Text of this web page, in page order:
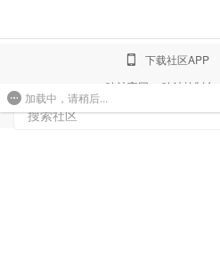
下载社区APP
响站官网 响站控制台
加载中，请稍后...